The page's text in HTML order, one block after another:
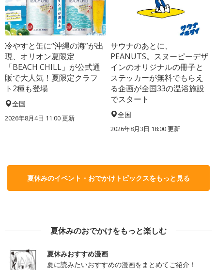
冷やすと缶に“沖縄の海”が出
現、オリオン夏限定
「BEACH CHILL」が公式通
販で大人気！夏限定クラフ
ト2種も登場
全国
2026年8月4日 11:00更新
サウナのあとに、
PEANUTS。スヌーピーデザ
インのオリジナルの冊子と
ステッカーが無料でもらえ
る企画が全国33の温浴施設
でスタート
全国
2026年8月3日 18:00更新
夏休みのイベント・おでかけトピックスをもっと見る
夏休みのおでかけをもっと楽しむ
夏休みおすすめ漫画
夏に読みたいおすすめの漫画をまとめてご紹介！